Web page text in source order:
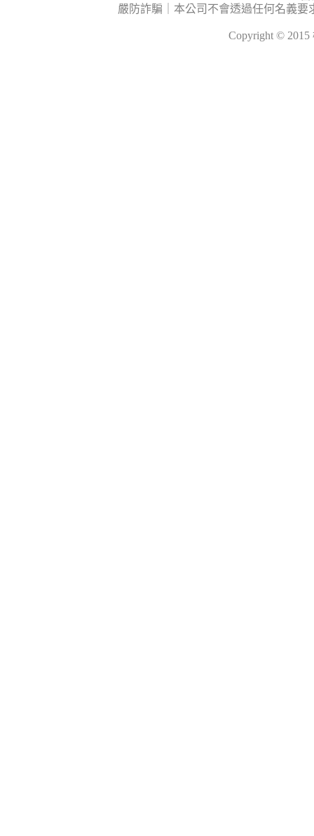
嚴防詐騙｜本公司不會透過任何名義
Copyright ©